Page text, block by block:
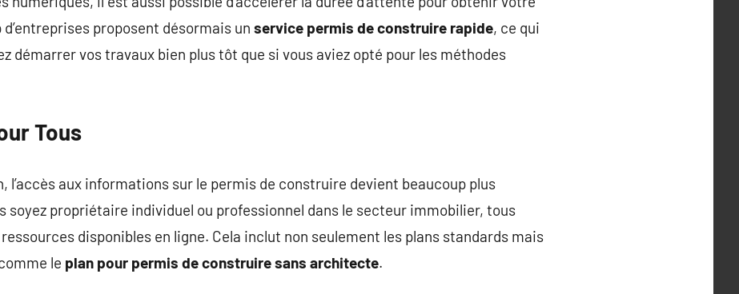
proposent désormais un service permis de construire rapide, ce qui
démarrer vos travaux bien plus tôt que si vous aviez opté pour les méthodes
Tous
l’accès aux informations sur le permis de construire devient beaucoup plus
soyez propriétaire individuel ou professionnel dans le secteur immobilier, tous
disponibles en ligne. Cela inclut non seulement les plans standards mais
le plan pour permis de construire sans architecte.